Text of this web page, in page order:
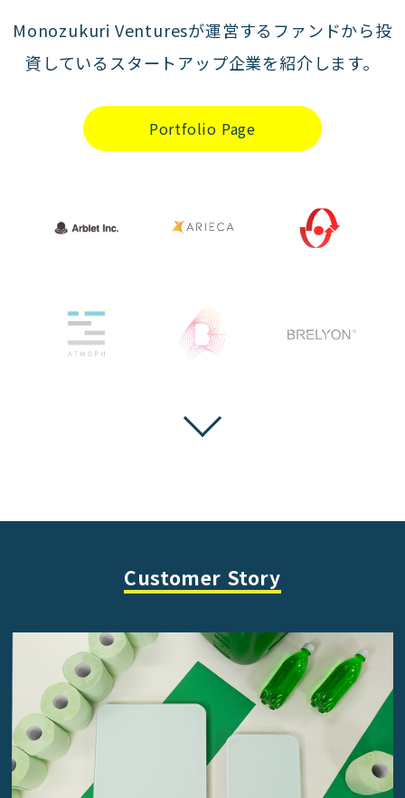
Monozukuri Venturesが運営するファンドから投
資しているスタートアップ企業を紹介します。
Portfolio Page
Customer Story